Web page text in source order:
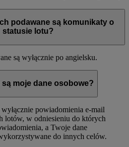
podawane są komunikaty o
statusie lotu?
są wyłącznie po angielsku.
są moje dane osobowe?
powiadomienia e-mail
lotów, w odniesieniu do których
a Twoje dane
do innych celów.